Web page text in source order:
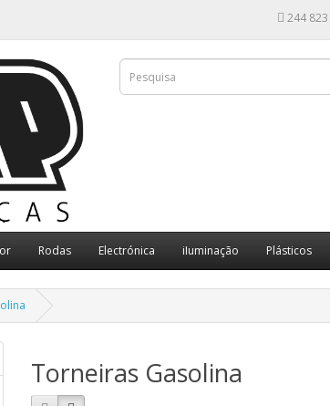
244
Rodas Electrónica iIuminação Plásticos
Torneiras Gasolina